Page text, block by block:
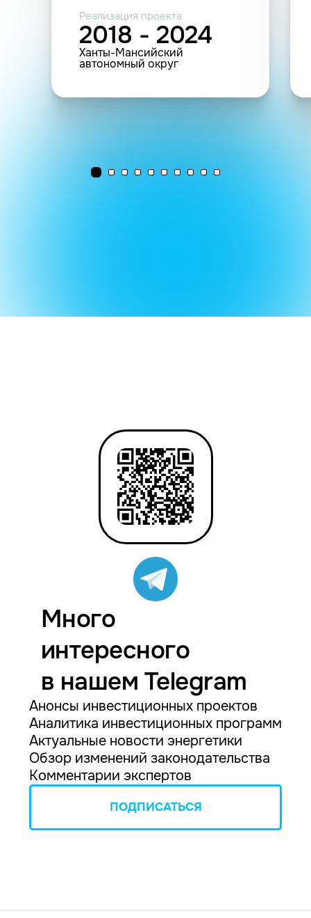
Реализация проекта
2018 - 2024
Ханты-Мансийский
автономный округ
Много
интересного
в нашем Telegram
Анонсы инвестиционных проектов
Аналитика инвестиционных программ
Актуальные новости энергетики
Обзор изменений законодательства
Комментарии экспертов
ПОДПИСАТЬСЯ